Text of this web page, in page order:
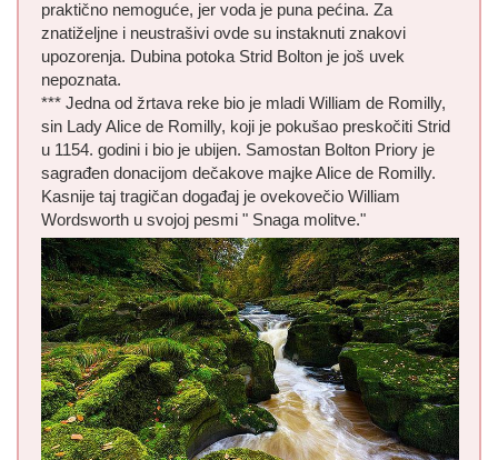
praktično nemoguće, jer voda je puna pećina. Za
znatiželjne i neustrašivi ovde su instaknuti znakovi
upozorenja. Dubina potoka Strid Bolton je još uvek
nepoznata.
*** Jedna od žrtava reke bio je mladi William de Romilly,
sin Lady Alice de Romilly, koji je pokušao preskočiti Strid
u 1154. godini i bio je ubijen. Samostan Bolton Priory je
sagrađen donacijom dečakove majke Alice de Romilly.
Kasnije taj tragičan događaj je ovekovečio William
Wordsworth u svojoj pesmi " Snaga molitve."